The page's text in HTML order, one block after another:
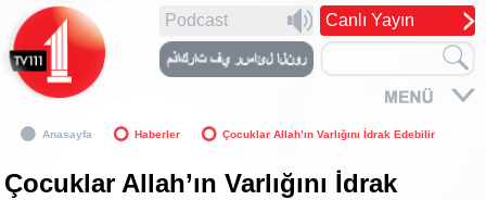
Canlı Yayın
Podcast
Anasayfa Haberler Çocuklar Allah’ın Varlığını İdrak Edebilir
Çocuklar Allah’ın Varlığını İdrak